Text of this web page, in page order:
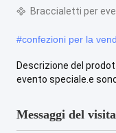
Braccialetti per
#confezioni per la
Descrizione del
evento speciale.e
Messaggi del